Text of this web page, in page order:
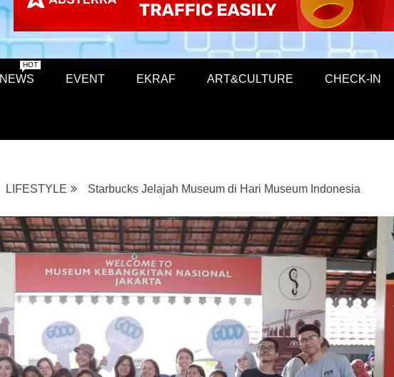
NEWS
HOT
EVENT EKRAF ART&CULTURE CHECK-IN
LIFESTYLE Starbucks Jelajah Museum di Hari Museum Indonesia